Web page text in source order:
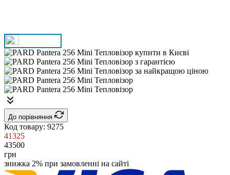
До порівняння
Код товару: 9275
41325
43500
грн
знижка 2% при замовленні на сайті